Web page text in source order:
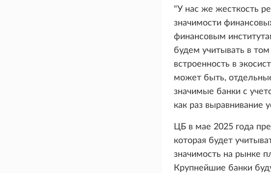
"У нас же жесткость
значимости
финансовым
будем учитывать в
встроенность в
может быть,
значимые банки с
как раз выравнивание
ЦБ в мае 2025 года
которая будет
значимость на рынке
Крупнейшие банки